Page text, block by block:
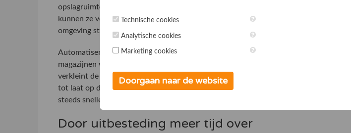
opslagruimtes voor dure artikelen. Dit geeft webshops meer zekerheid dan een eigen
kunnen ze verzekeringen vaak gunstiger regelen omdat de voorraad in een
omgeving staat.
Automatisering maakt fulfilment nog aantrekkelijker voor elektronica webshops. In
magazijnen werken mensen samen met machines die producten snel en zorgvuldig
verkleint de kans op schade en maakt het werk sneller. Voor webshops betekent dit
tot laat op de dag nog verzonden kunnen worden. Dat past bij de verwachtingen van
steeds snellere levering gewend zijn.
Door uitbesteding meer tijd over
Technische cookies
Analytische cookies
Marketing cookies
Doorgaan naar de website